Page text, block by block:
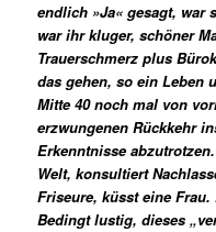
endlich »Ja« gesagt, war
war ihr kluger, schöner
Trauerschmerz plus
das gehen, so ein Leben
Mitte 40 noch mal von
erzwungenen Rückkehr
Erkenntnisse
Welt, konsultiert
Friseure, küsst eine
Bedingt lustig, dieses